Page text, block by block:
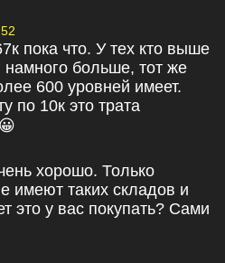
пока что. У тех кто выше
больше, тот же
600 уровней имеет.
по 10к это трата
хорошо. Только
имеют таких складов и
это у вас покупать? Сами